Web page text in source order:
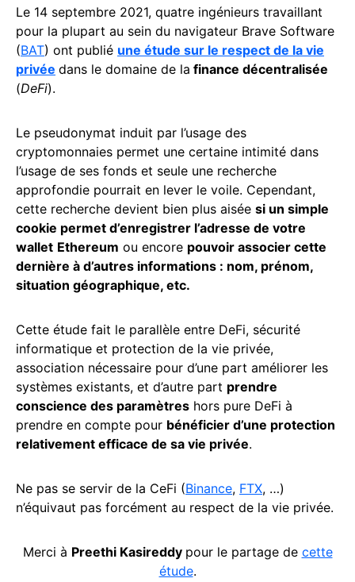
Le 14 septembre 2021, quatre ingénieurs travaillant
pour la plupart au sein du navigateur Brave Software
(BAT) ont publié une étude sur le respect de la vie
privée dans le domaine de la finance décentralisée
(DeFi).
Le pseudonymat induit par l’usage des
cryptomonnaies permet une certaine intimité dans
l’usage de ses fonds et seule une recherche
approfondie pourrait en lever le voile. Cependant,
cette recherche devient bien plus aisée si un simple
cookie permet d’enregistrer l’adresse de votre
wallet Ethereum ou encore pouvoir associer cette
dernière à d’autres informations : nom, prénom,
situation géographique, etc.
Cette étude fait le parallèle entre DeFi, sécurité
informatique et protection de la vie privée,
association nécessaire pour d’une part améliorer les
systèmes existants, et d’autre part prendre
conscience des paramètres hors pure DeFi à
prendre en compte pour bénéficier d’une protection
relativement efficace de sa vie privée.
Ne pas se servir de la CeFi (Binance, FTX, …)
n’équivaut pas forcément au respect de la vie privée.
Merci à Preethi Kasireddy pour le partage de cette
étude.